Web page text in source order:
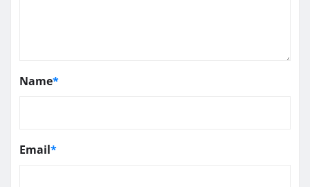
Name*
Email*